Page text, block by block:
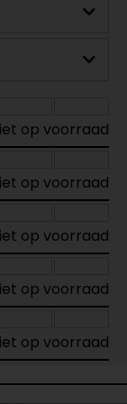
op voorraad
op voorraad
op voorraad
op voorraad
op voorraad